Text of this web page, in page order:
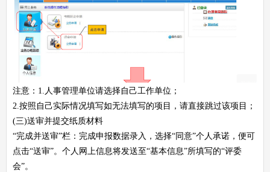
注意：1.人事管理单位请选择自己工作单位；
2.按照自己实际情况填写如无法填写的项目，请直接跳过该项目；
(三)送审并提交纸质材料
“完成并送审”栏：完成申报数据录入，选择“同意”个人承诺，便可
点击“送审”。个人网上信息将发送至“基本信息”所填写的“评委
会”。